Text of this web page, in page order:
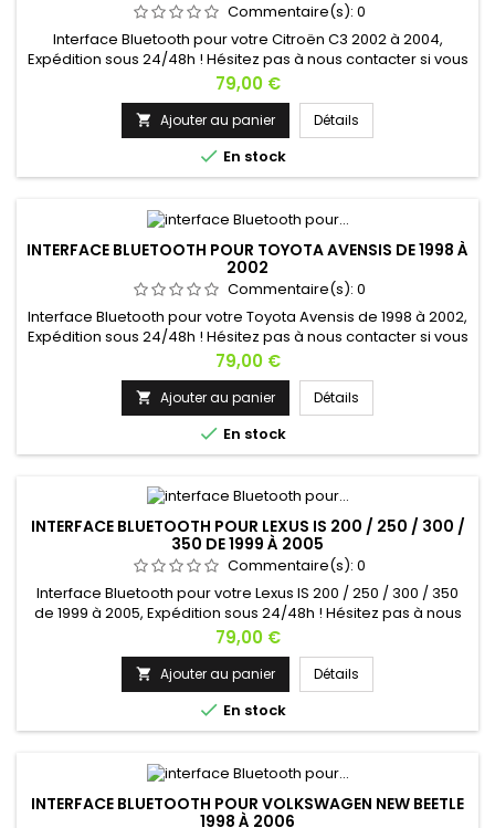
Commentaire(s): 0
Interface Bluetooth pour votre Citroën C3 2002 à 2004,
Expédition sous 24/48h ! Hésitez pas à nous contacter si vous
avez une question !
Prix
79,00 €
 Ajouter au panier Détails
 En stock
INTERFACE BLUETOOTH POUR TOYOTA AVENSIS DE 1998 À
2002
Commentaire(s): 0
Interface Bluetooth pour votre Toyota Avensis de 1998 à 2002,
Expédition sous 24/48h ! Hésitez pas à nous contacter si vous
avez une question !
Prix
79,00 €
 Ajouter au panier Détails
 En stock
INTERFACE BLUETOOTH POUR LEXUS IS 200 / 250 / 300 /
350 DE 1999 À 2005
Commentaire(s): 0
Interface Bluetooth pour votre Lexus IS 200 / 250 / 300 / 350
de 1999 à 2005, Expédition sous 24/48h ! Hésitez pas à nous
contacter si vous avez une question !
Prix
79,00 €
 Ajouter au panier Détails
 En stock
INTERFACE BLUETOOTH POUR VOLKSWAGEN NEW BEETLE
1998 À 2006